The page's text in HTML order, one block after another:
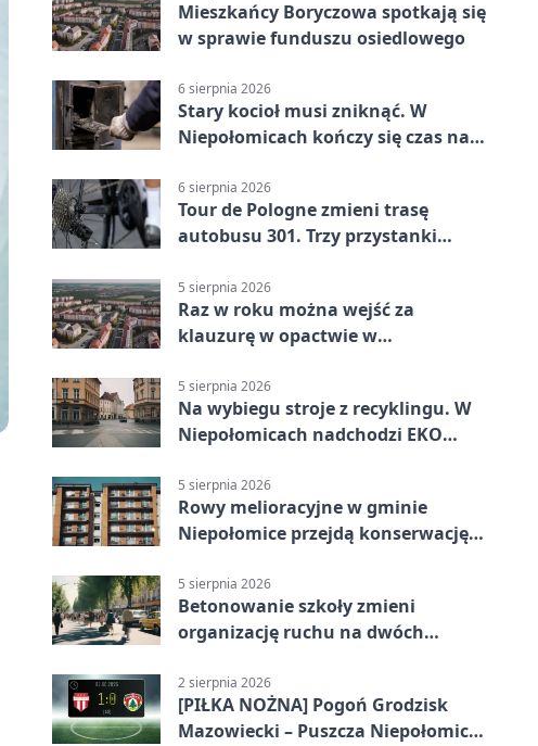
Mieszkańcy Boryczowa spotkają się
w sprawie funduszu osiedlowego
6 sierpnia 2026
Stary kocioł musi zniknąć. W
Niepołomicach kończy się czas na
6 sierpnia 2026
Tour de Pologne zmieni trasę
autobusu 301. Trzy przystanki
5 sierpnia 2026
Raz w roku można wejść za
klauzurę w opactwie w
5 sierpnia 2026
Na wybiegu stroje z recyklingu. W
Niepołomicach nadchodzi EKO
5 sierpnia 2026
Rowy melioracyjne w gminie
Niepołomice przejdą konserwację.
5 sierpnia 2026
Betonowanie szkoły zmieni
organizację ruchu na dwóch
2 sierpnia 2026
[PIŁKA NOŻNA] Pogoń Grodzisk
Mazowiecki – Puszcza Niepołomice